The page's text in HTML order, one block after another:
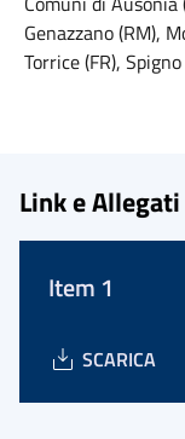
Genazzano (RM),
Torrice (FR),
Link e Allegati
Item 1
SCARICA